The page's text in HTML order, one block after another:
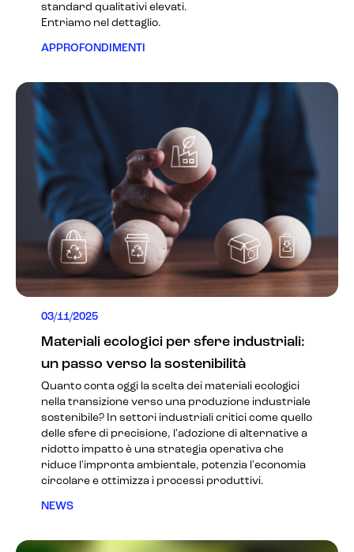
standard qualitativi elevati.
Entriamo nel dettaglio.
APPROFONDIMENTI
03/11/2025
Materiali ecologici per sfere industriali:
un passo verso la sostenibilità
Quanto conta oggi la scelta dei materiali ecologici
nella transizione verso una produzione industriale
sostenibile? In settori industriali critici come quello
delle sfere di precisione, l'adozione di alternative a
ridotto impatto è una strategia operativa che
riduce l'impronta ambientale, potenzia l'economia
circolare e ottimizza i processi produttivi.
NEWS